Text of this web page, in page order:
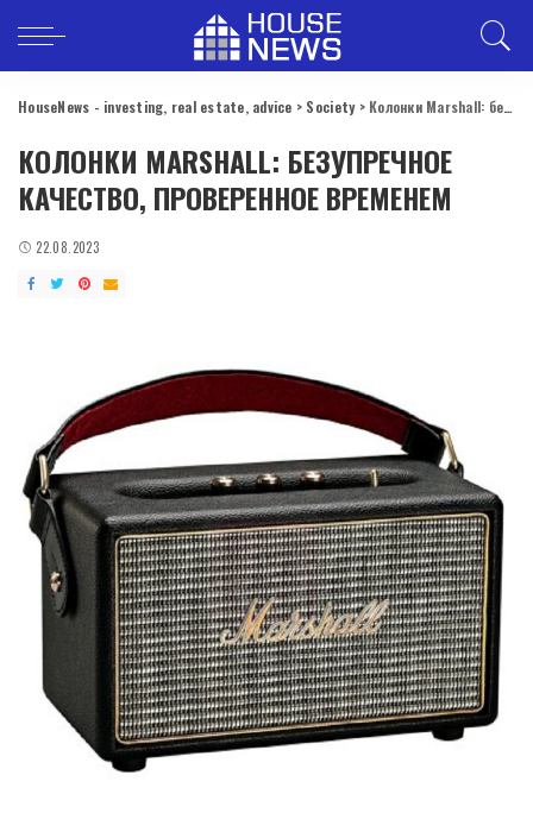
HouseNews - investing, real estate, advice > Society> Колонки Marshall: безупречное качество, проверенное временем
КОЛОНКИ MARSHALL: БЕЗУПРЕЧНОЕ
КАЧЕСТВО, ПРОВЕРЕННОЕ ВРЕМЕНЕМ
22.08.2023